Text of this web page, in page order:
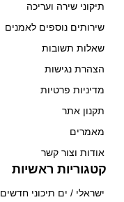
תיקוני שירה ועריכה
שירותים נוספים לאמנים
שאלות תשובות
הצהרת נגישות
מדיניות פרטיות
תקנון אתר
מאמרים
אודות וצור קשר
קטגוריות ראשיות
ישראלי / ים תיכוני חדשים